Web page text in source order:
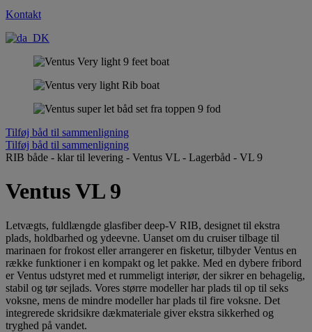
Kontakt
Tilføj båd til sammenligning
Tilføj båd til sammenligning
RIB både - klar til levering - Ventus VL - Lagerbåd - VL 9
Ventus VL 9
Letvægts, fuldlængde glasfiber deep-V RIB, designet til ekstra
plads, holdbarhed og ydeevne. Uanset om du cruiser tilbage til
marinaen for frokost eller arrangerer en fisketur, tilbyder Ventus en
række funktioner i en kompakt og let pakke. Med en dybere fribord
er Ventus udstyret med et rummeligt interiør, der sikrer en behagelig,
stabil og tør sejlads. Vores større modeller har plads til op til seks
voksne, mens de mindre modeller har plads til fire voksne. Det
integrerede skridsikre dækmateriale giver ekstra sikkerhed og
tryghed på vandet.